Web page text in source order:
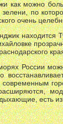
как можно
по
очень
находится
России
есть